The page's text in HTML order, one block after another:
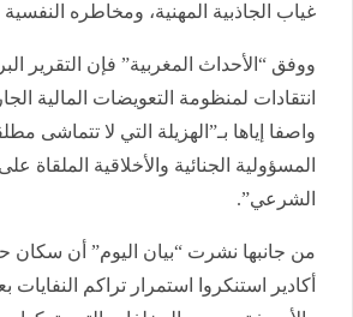
غياب الجاذبية المهنية، ومخاطره النفسية
ووفق “الأحداث المغربية” فإن التقرير
انتقادات لمنظومة التعويضات المالية
واصفا إياها بـ”الهزيلة التي لا تتماشى
المسؤولية الجنائية والأخلاقية الملقاة
الشرعي”.
من جانبها نشرت “بيان اليوم” أن سكان
أكادير استنكروا استمرار تراكم